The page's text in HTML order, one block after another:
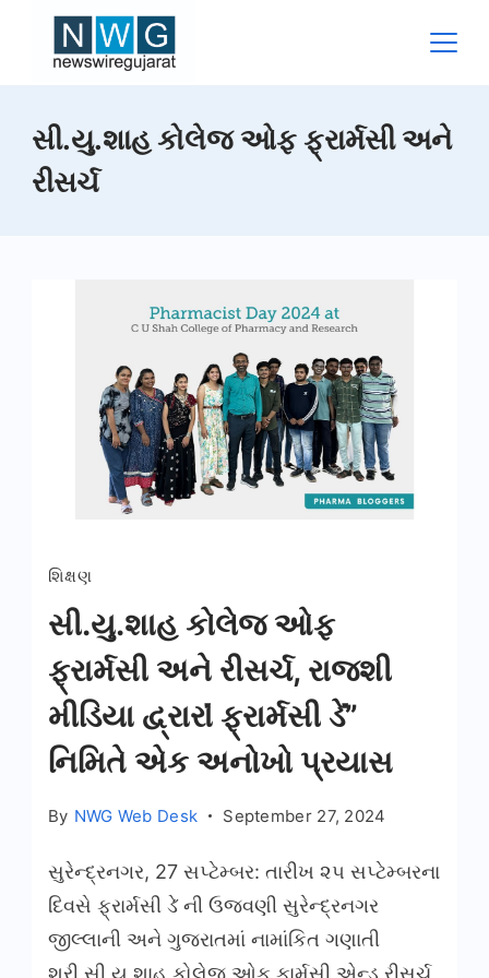
Wire
સી.યુ.શાહ કોલેજ ઓફ ફ્રાર્મસી અને
રીસર્ચ
કોલેજ
ઓફ
અને
રીસર્ચ,
રાજશી
દ્વ્રારા
નિમિતે
વિદ્યાર્થીમાં
શિક્ષણ
સી.યુ.શાહ કોલેજ ઓફ
ફ્રાર્મસી અને રીસર્ચ, રાજશી
મીડિયા દ્વ્રારા ̋ફ્રાર્મસી ડે”̋
નિમિતે એક અનોખો પ્રયાસ
By NWG Web Desk September 27, 2024
સુરેન્દ્રનગર, 27 સપ્ટેમ્બર: તારીખ ૨૫ સપ્ટેમ્બરના
દિવસે ફ્રાર્મસી ડે̋ ની ઉજવણી સુરેન્દ્રનગર
જીલ્લાની અને ગુજરાતમાં નામાંકિત ગણાતી
શ્રી,સી,યુ,શાહ કોલેજ ઓફ ફાર્મસી એન્ડ રીસર્ચ